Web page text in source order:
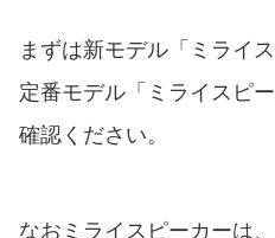
まずは新モデル「ミライ
定番モデル「ミライスピ
確認ください。
なおミライスピーカーは